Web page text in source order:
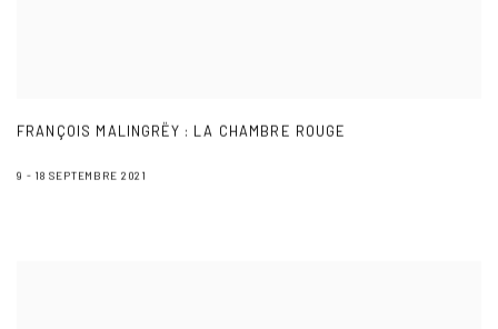
FRANÇOIS MALINGRËY : LA CHAMBRE ROUGE
9 - 18 SEPTEMBRE 2021